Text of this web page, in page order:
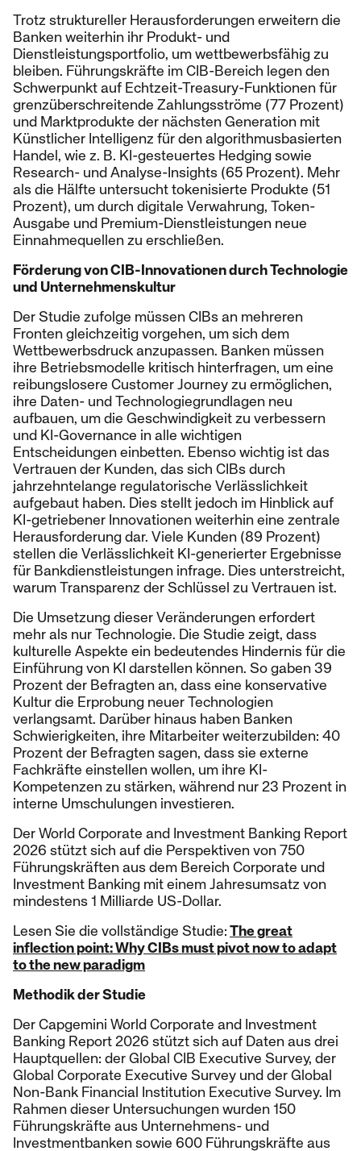
Trotz struktureller Herausforderungen erweitern die
Banken weiterhin ihr Produkt- und
Dienstleistungsportfolio, um wettbewerbsfähig zu
bleiben. Führungskräfte im CIB-Bereich legen den
Schwerpunkt auf Echtzeit-Treasury-Funktionen für
grenzüberschreitende Zahlungsströme (77 Prozent)
und Marktprodukte der nächsten Generation mit
Künstlicher Intelligenz für den algorithmusbasierten
Handel, wie z. B. KI-gesteuertes Hedging sowie
Research- und Analyse-Insights (65 Prozent). Mehr
als die Hälfte untersucht tokenisierte Produkte (51
Prozent), um durch digitale Verwahrung, Token-
Ausgabe und Premium-Dienstleistungen neue
Einnahmequellen zu erschließen.
Förderung von CIB-Innovationen durch Technologie
und Unternehmenskultur
Der Studie zufolge müssen CIBs an mehreren
Fronten gleichzeitig vorgehen, um sich dem
Wettbewerbsdruck anzupassen. Banken müssen
ihre Betriebsmodelle kritisch hinterfragen, um eine
reibungslosere Customer Journey zu ermöglichen,
ihre Daten- und Technologiegrundlagen neu
aufbauen, um die Geschwindigkeit zu verbessern
und KI-Governance in alle wichtigen
Entscheidungen einbetten. Ebenso wichtig ist das
Vertrauen der Kunden, das sich CIBs durch
jahrzehntelange regulatorische Verlässlichkeit
aufgebaut haben. Dies stellt jedoch im Hinblick auf
KI-getriebener Innovationen weiterhin eine zentrale
Herausforderung dar. Viele Kunden (89 Prozent)
stellen die Verlässlichkeit KI-generierter Ergebnisse
für Bankdienstleistungen infrage. Dies unterstreicht,
warum Transparenz der Schlüssel zu Vertrauen ist.
Die Umsetzung dieser Veränderungen erfordert
mehr als nur Technologie. Die Studie zeigt, dass
kulturelle Aspekte ein bedeutendes Hindernis für die
Einführung von KI darstellen können. So gaben 39
Prozent der Befragten an, dass eine konservative
Kultur die Erprobung neuer Technologien
verlangsamt. Darüber hinaus haben Banken
Schwierigkeiten, ihre Mitarbeiter weiterzubilden: 40
Prozent der Befragten sagen, dass sie externe
Fachkräfte einstellen wollen, um ihre KI-
Kompetenzen zu stärken, während nur 23 Prozent in
interne Umschulungen investieren.
Der World Corporate and Investment Banking Report
2026 stützt sich auf die Perspektiven von 750
Führungskräften aus dem Bereich Corporate und
Investment Banking mit einem Jahresumsatz von
mindestens 1 Milliarde US-Dollar.
Lesen Sie die vollständige Studie:The great
inflection point: Why CIBs must pivot now to adapt
to the new paradigm
Methodik der Studie
Der Capgemini World Corporate and Investment
Banking Report 2026 stützt sich auf Daten aus drei
Hauptquellen: der Global CIB Executive Survey, der
Global Corporate Executive Survey und der Global
Non-Bank Financial Institution Executive Survey. Im
Rahmen dieser Untersuchungen wurden 150
Führungskräfte aus Unternehmens- und
Investmentbanken sowie 600 Führungskräfte aus